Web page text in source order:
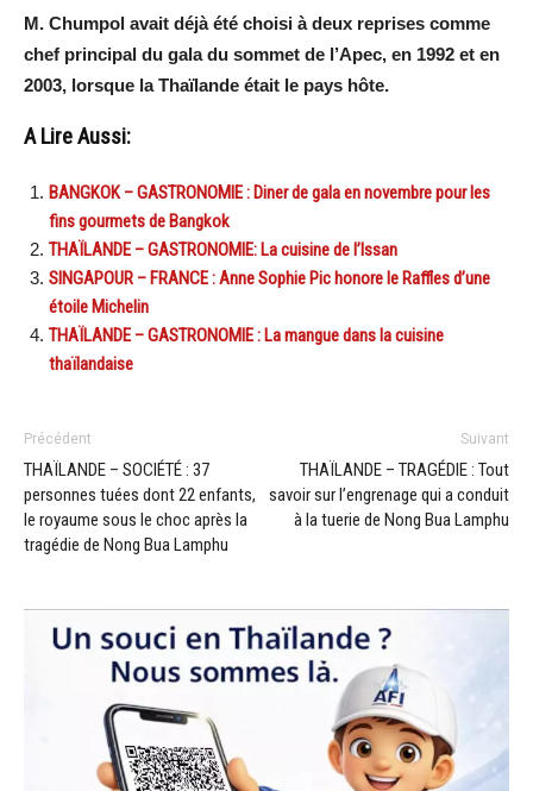
M. Chumpol avait déjà été choisi à deux reprises comme
chef principal du gala du sommet de l’Apec, en 1992 et en
2003, lorsque la Thaïlande était le pays hôte.
A Lire Aussi:
BANGKOK – GASTRONOMIE : Diner de gala en novembre pour les
fins gourmets de Bangkok
THAÏLANDE – GASTRONOMIE: La cuisine de l’Issan
SINGAPOUR – FRANCE : Anne Sophie Pic honore le Raffles d’une
étoile Michelin
THAÏLANDE – GASTRONOMIE : La mangue dans la cuisine
thaïlandaise
Précédent
THAÏLANDE – SOCIÉTÉ : 37
personnes tuées dont 22 enfants,
le royaume sous le choc après la
tragédie de Nong Bua Lamphu
Suivant
THAÏLANDE – TRAGÉDIE : Tout
savoir sur l’engrenage qui a conduit
à la tuerie de Nong Bua Lamphu